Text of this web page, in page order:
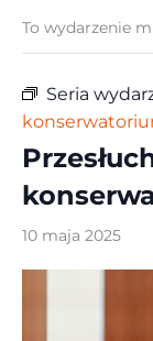
To wydarzenie
Seria
10 maja 2025